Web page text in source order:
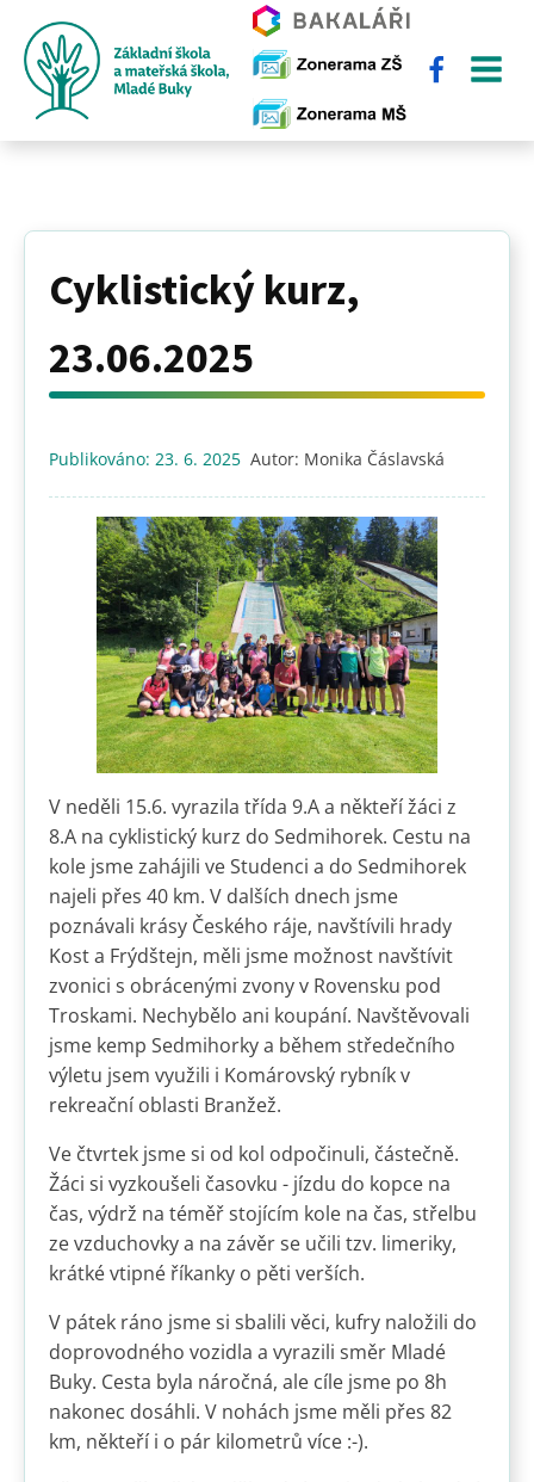
Cyklistický kurz,
23.06.2025
Publikováno: 23. 6. 2025 Autor: Monika Čáslavská
V neděli 15.6. vyrazila třída 9.A a někteří žáci z
8.A na cyklistický kurz do Sedmihorek. Cestu na
kole jsme zahájili ve Studenci a do Sedmihorek
najeli přes 40 km. V dalších dnech jsme
poznávali krásy Českého ráje, navštívili hrady
Kost a Frýdštejn, měli jsme možnost navštívit
zvonici s obrácenými zvony v Rovensku pod
Troskami. Nechybělo ani koupání. Navštěvovali
jsme kemp Sedmihorky a během středečního
výletu jsem využili i Komárovský rybník v
rekreační oblasti Branžež.
Ve čtvrtek jsme si od kol odpočinuli, částečně.
Žáci si vyzkoušeli časovku - jízdu do kopce na
čas, výdrž na téměř stojícím kole na čas, střelbu
ze vzduchovky a na závěr se učili tzv. limeriky,
krátké vtipné říkanky o pěti verších.
V pátek ráno jsme si sbalili věci, kufry naložili do
doprovodného vozidla a vyrazili směr Mladé
Buky. Cesta byla náročná, ale cíle jsme po 8h
nakonec dosáhli. V nohách jsme měli přes 82
km, někteří i o pár kilometrů více :-).